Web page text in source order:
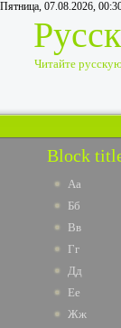
Пятница, 07.08.2026,
Читайте
Block
Аа
Бб
Вв
Гг
Дд
Ее
Жж